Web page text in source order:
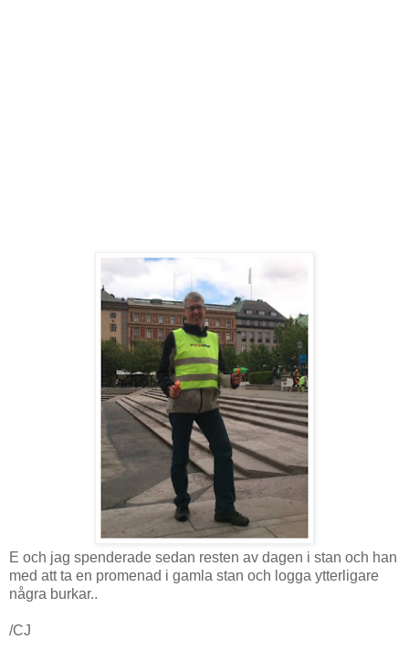
E och jag spenderade sedan resten av dagen i stan och han
med att ta en promenad i gamla stan och logga ytterligare
några burkar..
/CJ